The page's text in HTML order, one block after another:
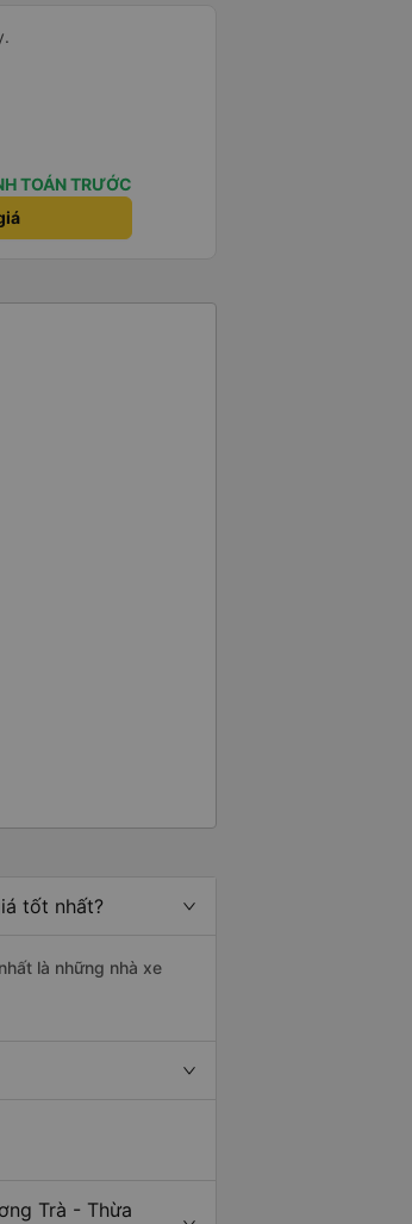
TOÁN TRƯỚC
tốt nhất?
là những nhà xe
Trà - Thừa